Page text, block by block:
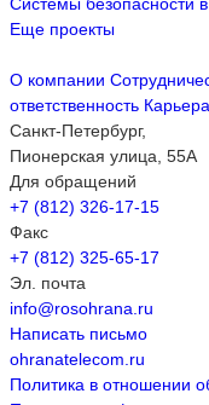
Еще проекты
О компании
ответственность
Санкт-Петербург,
Пионерская улица, 55А
Для обращений
+7 (812) 326-17-15
Факс
+7 (812) 325-65-17
Эл. почта
info@rosohrana.ru
Написать письмо
ohranatelecom.ru
Политика в отношении